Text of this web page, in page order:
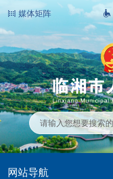
媒体矩阵
网站导航